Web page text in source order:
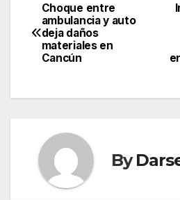
Post
navigation
Choque entre
ambulancia y auto
deja daños
materiales en
Cancún
By